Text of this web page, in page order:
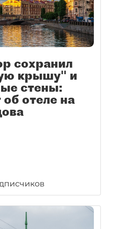
сохранил
крышу" и
стены:
об отеле на